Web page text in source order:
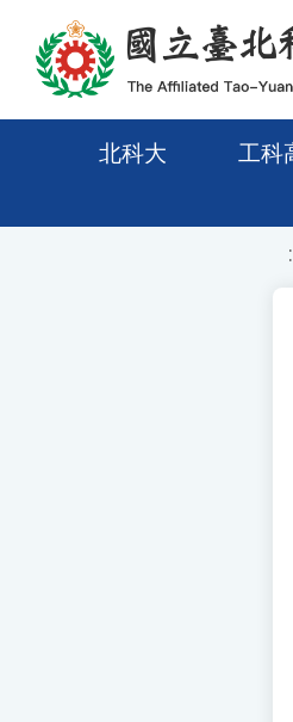
移至網頁之主要內容區位置
北科大 工科